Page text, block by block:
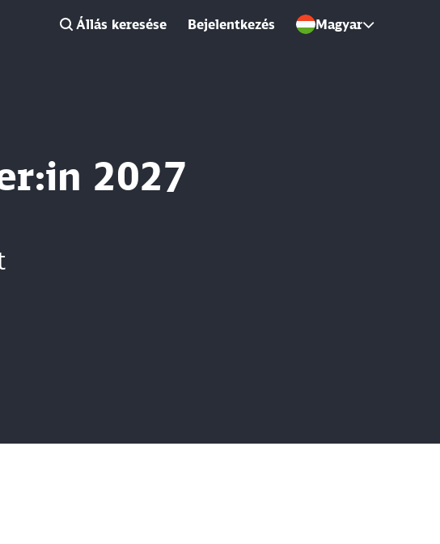
Állás keresése Bejelentkezés Magyar
2027